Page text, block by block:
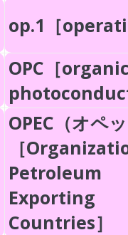
op.1［
OPC［
OPEC（オペ
［
Petroleum
Exporting
Countries］